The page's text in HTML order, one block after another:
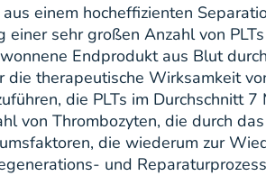
einem hocheffizienten
sehr großen Anzahl von
Endprodukt aus Blut
therapeutische Wirksamkeit
die PLTs im Durchschnitt
von Thrombozyten, die durch
die wiederum zur
und